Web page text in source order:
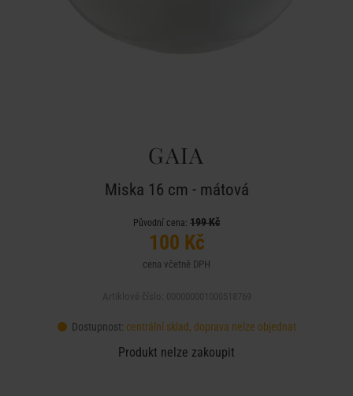
GAIA
Miska 16 cm - mátová
Původní cena: 199 Kč
100 Kč
cena včetně DPH
Dostupnost: centrální sklad, doprava nelze objednat
Produkt nelze zakoupit